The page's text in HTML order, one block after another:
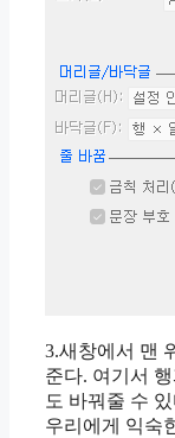
3.새창에서 맨
준다. 여기서
도 바꿔줄 수
우리에게 익숙